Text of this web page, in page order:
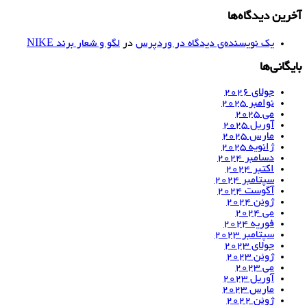
آخرین دیدگاه‌ها
یک نویسنده‌ی دیدگاه در وردپرس در لگو و شعار برند NIKE
بایگانی‌ها
جولای 2026
نوامبر 2025
می 2025
آوریل 2025
مارس 2025
ژانویه 2025
دسامبر 2024
اکتبر 2024
سپتامبر 2024
آگوست 2024
ژوئن 2024
می 2024
فوریه 2024
سپتامبر 2023
جولای 2023
ژوئن 2023
می 2023
آوریل 2023
مارس 2023
ژوئن 2022